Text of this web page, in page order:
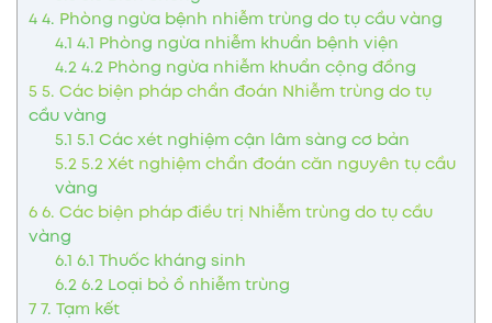
44. Phòng ngừa bệnh nhiễm trùng do tụ cầu vàng
4.1 4.1 Phòng ngừa nhiễm khuẩn bệnh viện
4.24.2 Phòng ngừa nhiễm khuẩn cộng đồng
55. Các biện pháp chẩn đoán Nhiễm trùng do tụ
cầu vàng
5.1 5.1 Các xét nghiệm cận lâm sàng cơ bản
5.25.2 Xét nghiệm chẩn đoán căn nguyên tụ cầu
vàng
66. Các biện pháp điều trị Nhiễm trùng do tụ cầu
vàng
6.1 6.1 Thuốc kháng sinh
6.26.2 Loại bỏ ổ nhiễm trùng
77. Tạm kết